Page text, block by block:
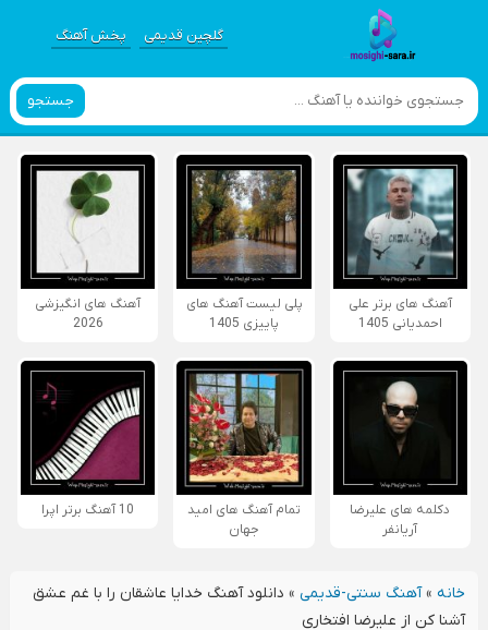
گلچین قدیمی پخش آهنگ
جستجو
آهنگ های برتر علی
احمدیانی 1405
پلی لیست آهنگ های
پاییزی 1405
آهنگ های انگیزشی
2026
دکلمه های علیرضا
آریانفر
تمام آهنگ های امید
جهان
10 آهنگ برتر اپرا
خانه»آهنگ سنتی-قدیمی» دانلود آهنگ خدایا عاشقان را با غم عشق
آشنا کن از علیرضا افتخاری